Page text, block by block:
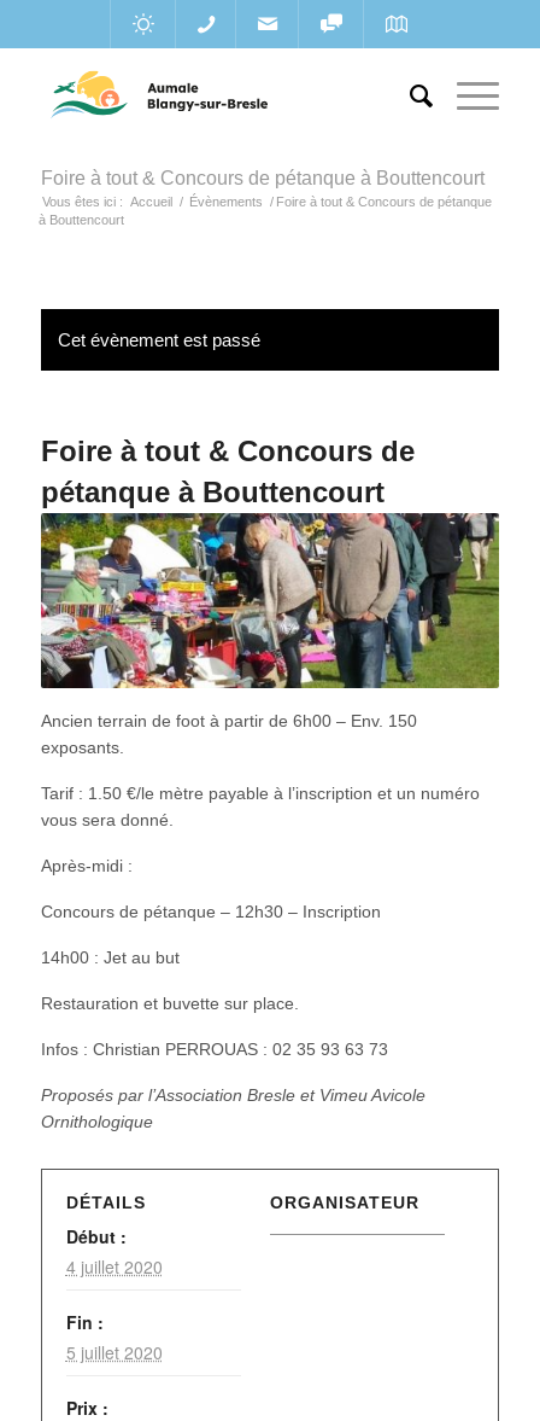
Foire à tout & Concours de pétanque à Bouttencourt
Vous êtes ici : Accueil / Évènements / Foire à tout & Concours de pétanque
à Bouttencourt
Cet évènement est passé
Foire à tout & Concours de
pétanque à Bouttencourt
Ancien terrain de foot à partir de 6h00 – Env. 150
exposants.
Tarif : 1.50 €/le mètre payable à l’inscription et un numéro
vous sera donné.
Après-midi :
Concours de pétanque – 12h30 – Inscription
14h00 : Jet au but
Restauration et buvette sur place.
Infos : Christian PERROUAS : 02 35 93 63 73
Proposés par l’Association Bresle et Vimeu Avicole
Ornithologique
DÉTAILS
Début :
4 juillet 2020
Fin :
5 juillet 2020
Prix :
ORGANISATEUR